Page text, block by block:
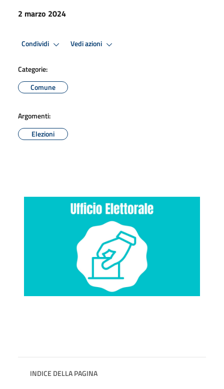
2 marzo 2024
Condividi Vedi azioni
Categorie:
Comune
Argomenti:
Elezioni
INDICE DELLA PAGINA